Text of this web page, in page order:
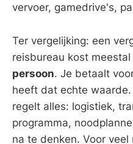
vervoer, gamedrive's,
Ter vergelijking: een
reisbureau kost meestal
persoon. Je betaalt
heeft dat echte
regelt alles: logistiek,
programma,
na te denken. Voor veel